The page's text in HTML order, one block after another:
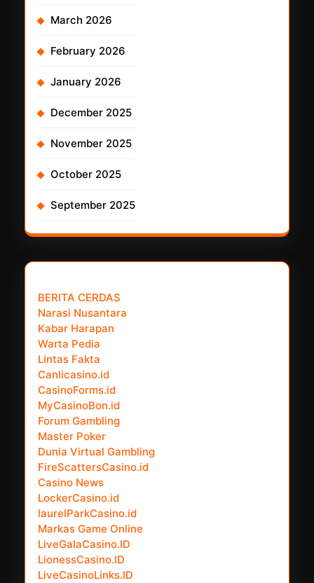
March 2026
February 2026
January 2026
December 2025
November 2025
October 2025
September 2025
BERITA CERDAS
Narasi Nusantara
Kabar Harapan
Warta Pedia
Lintas Fakta
Canlicasino.id
CasinoForms.id
MyCasinoBon.id
Forum Gambling
Master Poker
Dunia Virtual Gambling
FireScattersCasino.id
Casino News
LockerCasino.id
laurelParkCasino.id
Markas Game Online
LiveGalaCasino.ID
LionessCasino.ID
LiveCasinoLinks.ID